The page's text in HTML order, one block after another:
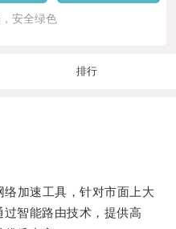
安全绿色
排行
加速工具，针对市面上大
智能路由技术，提供高